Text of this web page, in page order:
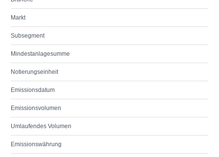
Markt
Subsegment
Mindestanlagesumme
Notierungseinheit
Emissionsdatum
Emissionsvolumen
Umlaufendes Volumen
Emissionswährung